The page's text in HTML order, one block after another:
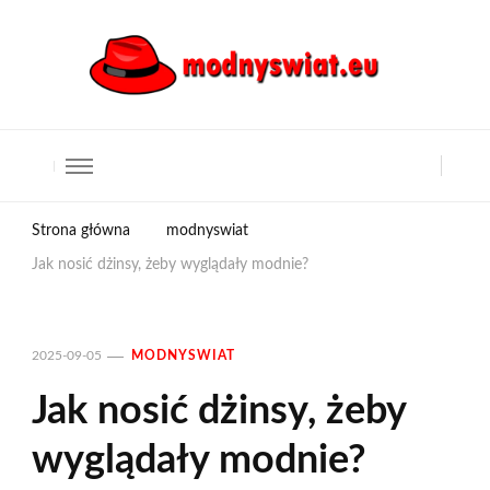
Strona główna modnyswiat
Jak nosić dżinsy, żeby wyglądały modnie?
2025-09-05 MODNYSWIAT
Jak nosić dżinsy, żeby
wyglądały modnie?